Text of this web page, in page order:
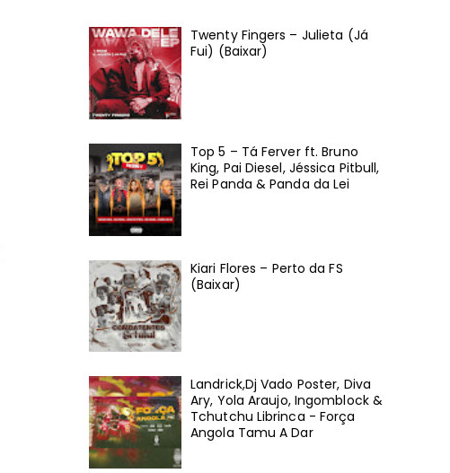
Twenty Fingers – Julieta (Já
Fui) (Baixar)
Top 5 – Tá Ferver ft. Bruno
King, Pai Diesel, Jéssica Pitbull,
Rei Panda & Panda da Lei
Kiari Flores – Perto da FS
(Baixar)
Landrick,Dj Vado Poster, Diva
Ary, Yola Araujo, Ingomblock &
Tchutchu Librinca - Força
Angola Tamu A Dar